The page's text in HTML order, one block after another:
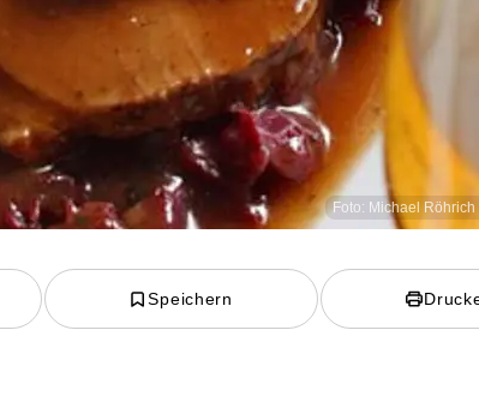
Foto: Michael Röhrich
Speichern